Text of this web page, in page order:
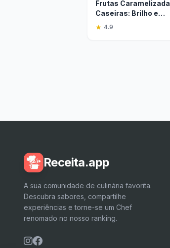
Frutas
Caseiras: Brilho e
Crocância Perfeitos
★ 4.9
Receita.app
A sua comunidade de culinária favorita.
Descubra sabores, compartilhe
experiências e torne-se um Chef
renomado no nosso ranking.